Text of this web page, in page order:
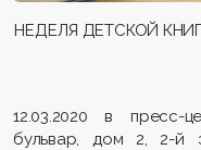
НЕДЕЛЯ ДЕТСКОЙ
12.03.2020 в пресс-
бульвар, дом 2, 2-й